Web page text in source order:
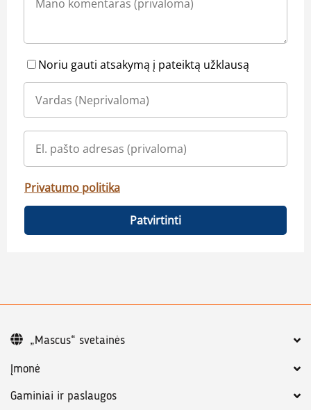
Noriu gauti atsakymą į pateiktą užklausą
Privatumo politika
Patvirtinti
Įmonė
Gaminiai ir paslaugos
„Mascus“ svetainės